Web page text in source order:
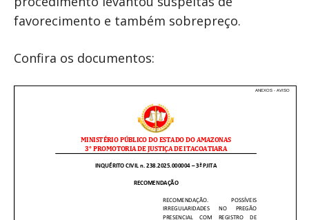
favorecimento e também sobrepreço.
Confira os documentos: